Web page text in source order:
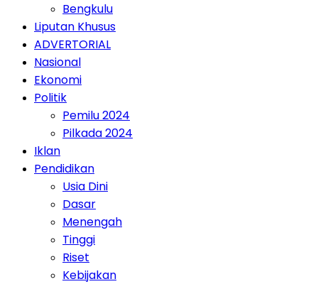
Bengkulu
Liputan Khusus
ADVERTORIAL
Nasional
Ekonomi
Politik
Pemilu 2024
Pilkada 2024
Iklan
Pendidikan
Usia Dini
Dasar
Menengah
Tinggi
Riset
Kebijakan